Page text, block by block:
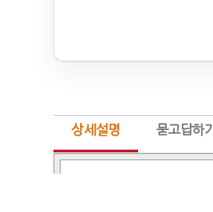
상세설명 묻고답하기